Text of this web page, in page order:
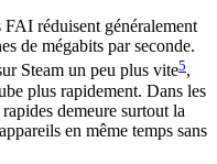
réduisent généralement
de mégabits par seconde.
Steam un peu plus vite5,
plus rapidement. Dans les
demeure surtout la
en même temps sans